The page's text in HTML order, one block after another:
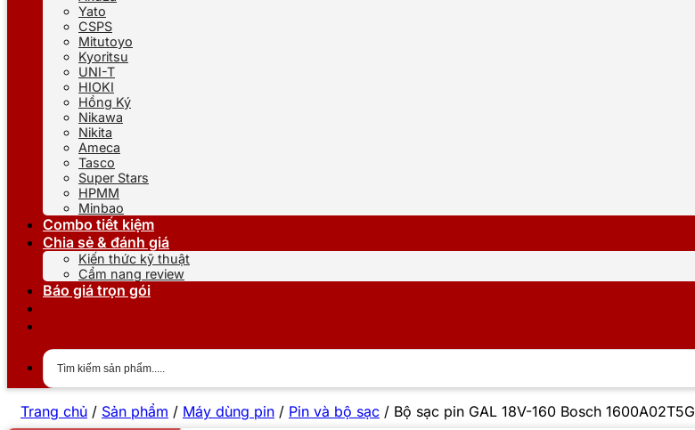
Yato
CSPS
Mitutoyo
Kyoritsu
UNI-T
HIOKI
Hồng Ký
Nikawa
Nikita
Ameca
Tasco
Super Stars
HPMM
Minbao
Combo tiết kiệm
Chia sẻ & đánh giá
Kiến thức kỹ thuật
Cẩm nang review
Báo giá trọn gói
Trang chủ / Sản phẩm / Máy dùng pin / Pin và bộ sạc / Bộ sạc pin GAL 18V-160 Bosch 1600A02T5G